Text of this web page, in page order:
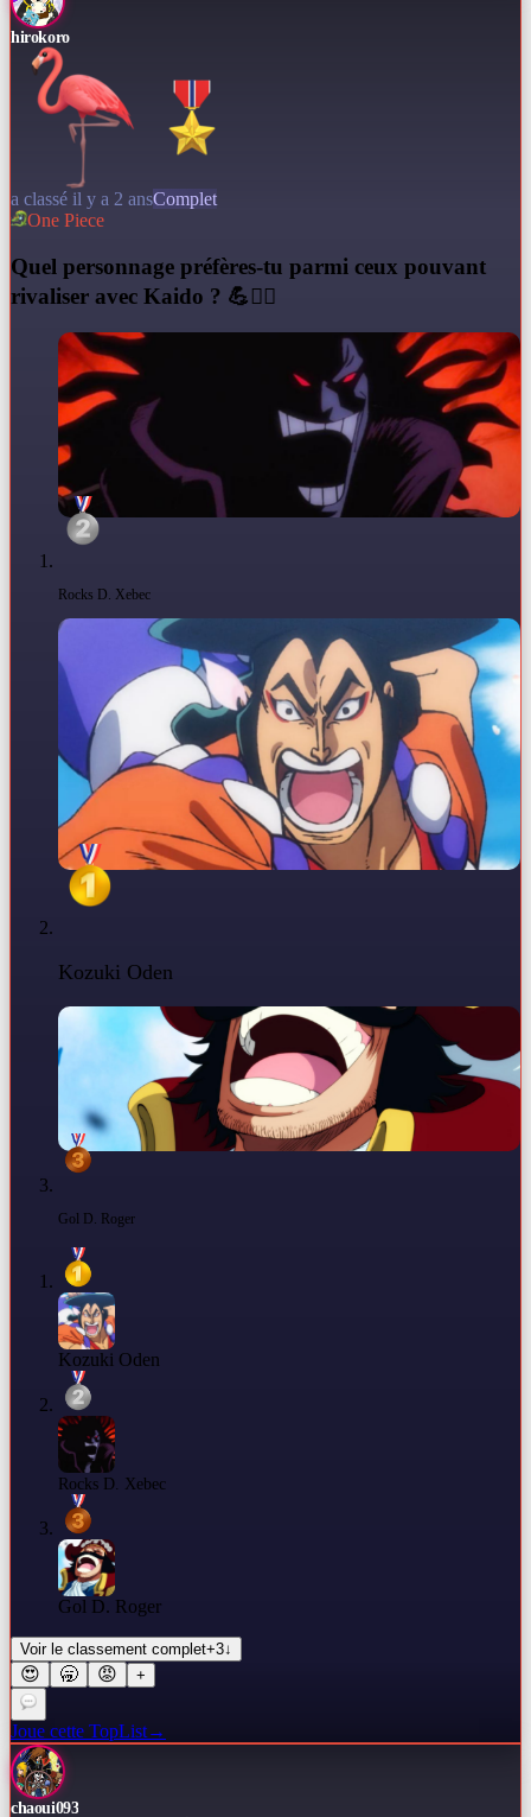
hirokoro
a classé il y a 2 ansComplet
One Piece
Quel personnage préfères-tu parmi ceux pouvant
rivaliser avec Kaido ? 💪🏴‍☠️
Rocks D. Xebec
Kozuki Oden
Gol D. Roger
Kozuki Oden
Rocks D. Xebec
Gol D. Roger
Voir le classement complet+3↓
😍 🥱 😡 +
Joue cette TopList→
chaoui093